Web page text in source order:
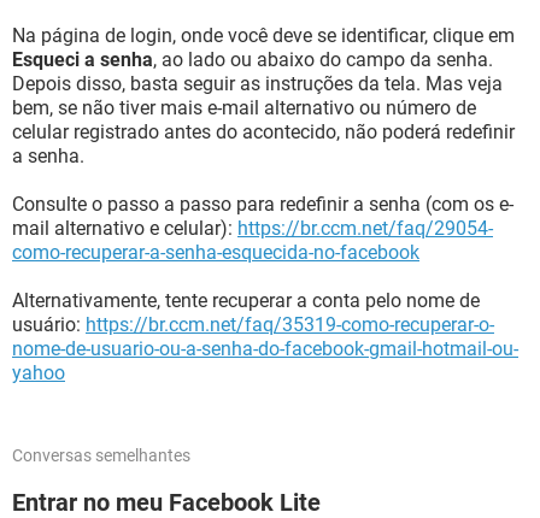
Na página de login, onde você deve se identificar, clique em
Esqueci a senha, ao lado ou abaixo do campo da senha.
Depois disso, basta seguir as instruções da tela. Mas veja
bem, se não tiver mais e-mail alternativo ou número de
celular registrado antes do acontecido, não poderá redefinir
a senha.
Consulte o passo a passo para redefinir a senha (com os e-
mail alternativo e celular): https://br.ccm.net/faq/29054-
como-recuperar-a-senha-esquecida-no-facebook
Alternativamente, tente recuperar a conta pelo nome de
usuário: https://br.ccm.net/faq/35319-como-recuperar-o-
nome-de-usuario-ou-a-senha-do-facebook-gmail-hotmail-ou-
yahoo
Conversas semelhantes
Entrar no meu Facebook Lite